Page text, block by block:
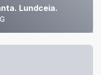
Lundceia.